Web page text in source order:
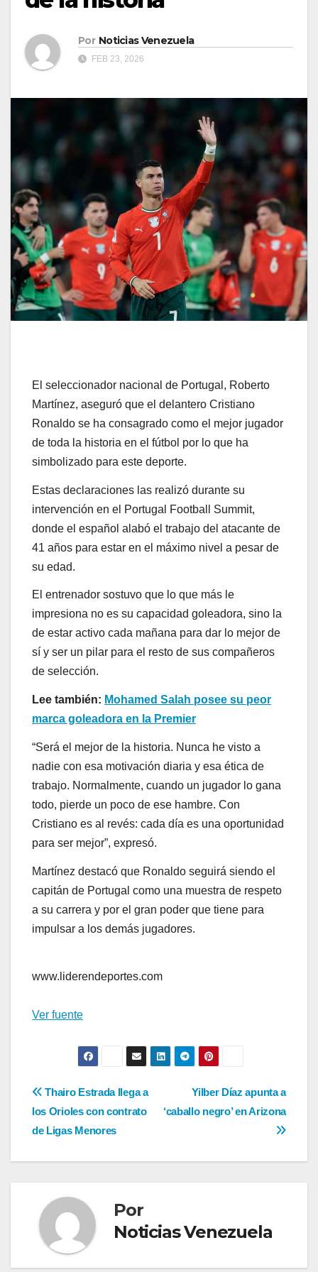
Por Noticias Venezuela
FEB 23, 2026
El seleccionador nacional de Portugal, Roberto
Martínez, aseguró que el delantero Cristiano
Ronaldo se ha consagrado como el mejor jugador
de toda la historia en el fútbol por lo que ha
simbolizado para este deporte.
Estas declaraciones las realizó durante su
intervención en el Portugal Football Summit,
donde el español alabó el trabajo del atacante de
41 años para estar en el máximo nivel a pesar de
su edad.
El entrenador sostuvo que lo que más le
impresiona no es su capacidad goleadora, sino la
de estar activo cada mañana para dar lo mejor de
sí y ser un pilar para el resto de sus compañeros
de selección.
Lee también: Mohamed Salah posee su peor
marca goleadora en la Premier
“Será el mejor de la historia. Nunca he visto a
nadie con esa motivación diaria y esa ética de
trabajo. Normalmente, cuando un jugador lo gana
todo, pierde un poco de ese hambre. Con
Cristiano es al revés: cada día es una oportunidad
para ser mejor”, expresó.
Martínez destacó que Ronaldo seguirá siendo el
capitán de Portugal como una muestra de respeto
a su carrera y por el gran poder que tiene para
impulsar a los demás jugadores.
www.liderendeportes.com
Ver fuente
Navegación
de
entradas
Yilber Díaz apunta a
‘caballo negro’ en Arizona
Thairo Estrada llega a
los Orioles con contrato
de Ligas Menores
Por
Noticias Venezuela